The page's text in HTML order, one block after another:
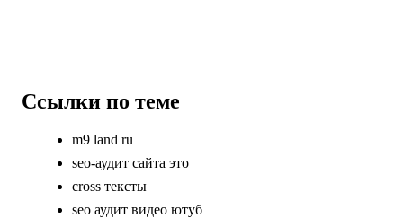
Ссылки по теме
m9 land ru
seo-аудит сайта это
cross тексты
seo аудит видео ютуб